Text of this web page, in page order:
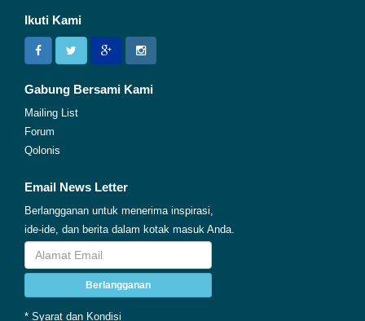
Ikuti Kami
Gabung Bersami Kami
Mailing List
Forum
Qolonis
Email News Letter
Berlangganan untuk menerima inspirasi,
ide-ide, dan berita dalam kotak masuk Anda.
Berlangganan
* Syarat dan Kondisi